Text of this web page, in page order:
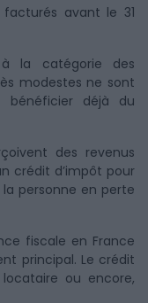
avant le 31
à la catégorie des
modestes ne sont
bénéficier déjà du
des revenus
crédit d’impôt pour
personne en perte
fiscale en France
principal. Le crédit
ou encore,